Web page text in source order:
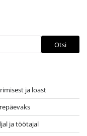
Otsi
ja loast
ja töötajal